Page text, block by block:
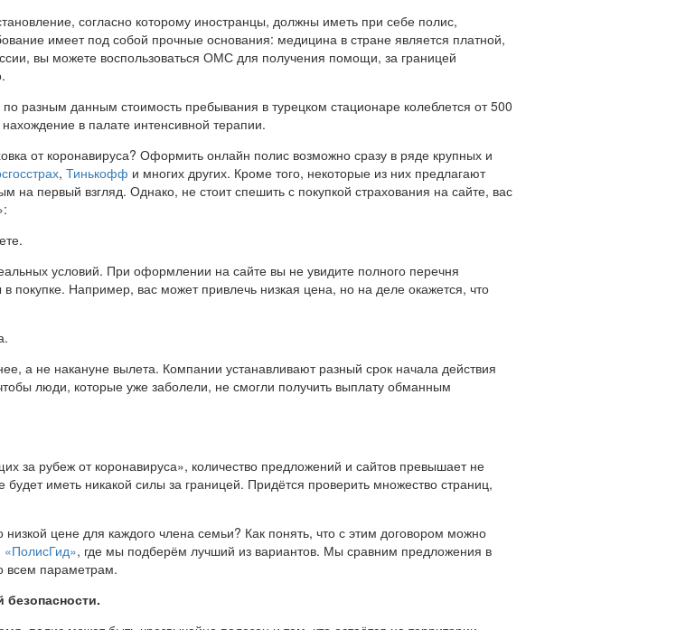
согласно которому иностранцы, должны иметь при себе полис,
имеет под собой прочные основания: медицина в стране является платной,
вы можете воспользоваться ОМС для получения помощи, за границей
разным данным стоимость пребывания в турецком стационаре колеблется от 500
в палате интенсивной терапии.
от коронавируса? Оформить онлайн полис возможно сразу в ряде крупных и
, Тинькофф и многих других. Кроме того, некоторые из них предлагают
на первый взгляд. Однако, не стоит спешить с покупкой страхования на сайте, вас
условий. При оформлении на сайте вы не увидите полного перечня
покупке. Например, вас может привлечь низкая цена, но на деле окажется, что
а не накануне вылета. Компании устанавливают разный срок начала действия
люди, которые уже заболели, не смогли получить выплату обманным
за рубеж от коронавируса», количество предложений и сайтов превышает не
иметь никакой силы за границей. Придётся проверить множество страниц,
цене для каждого члена семьи? Как понять, что с этим договором можно
«ПолисГид», где мы подберём лучший из вариантов. Мы сравним предложения в
всем параметрам.
безопасности.